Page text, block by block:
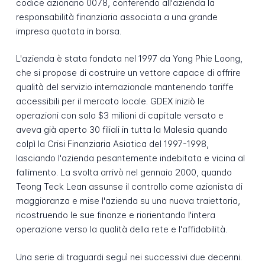
codice azionario 0078, conferendo all'azienda la
responsabilità finanziaria associata a una grande
impresa quotata in borsa.
L'azienda è stata fondata nel 1997 da Yong Phie Loong,
che si propose di costruire un vettore capace di offrire
qualità del servizio internazionale mantenendo tariffe
accessibili per il mercato locale. GDEX iniziò le
operazioni con solo $3 milioni di capitale versato e
aveva già aperto 30 filiali in tutta la Malesia quando
colpì la Crisi Finanziaria Asiatica del 1997-1998,
lasciando l'azienda pesantemente indebitata e vicina al
fallimento. La svolta arrivò nel gennaio 2000, quando
Teong Teck Lean assunse il controllo come azionista di
maggioranza e mise l'azienda su una nuova traiettoria,
ricostruendo le sue finanze e riorientando l'intera
operazione verso la qualità della rete e l'affidabilità.
Una serie di traguardi seguì nei successivi due decenni.